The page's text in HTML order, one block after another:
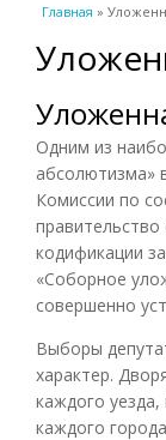
Вы здесь
Главная »
Одним из
абсолютизма»
Комиссии по
кодификации
«Соборное
совершенно
Выборы
характер.
каждого
каждого